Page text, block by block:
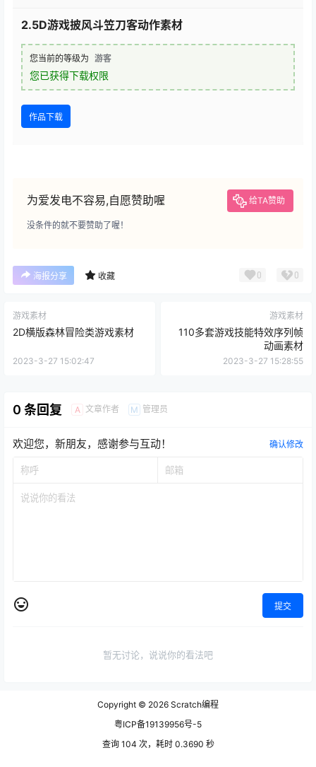
2.5D游戏披风斗笠刀客动作素材
您当前的等级为 游客
您已获得下载权限
作品下载
为爱发电不容易,自愿赞助喔 给TA赞助
没条件的就不要赞助了喔！
海报分享 收藏 0 0
游戏素材
2D横版森林冒险类游戏素材
2023-3-27 15:02:47
游戏素材
110多套游戏技能特效序列帧
动画素材
2023-3-27 15:28:55
0 条回复 A 文章作者 M 管理员
欢迎您，新朋友，感谢参与互动！ 确认修改
提交
暂无讨论，说说你的看法吧
Copyright © 2026 Scratch编程
粤ICP备19139956号-5
查询 104 次，耗时 0.3690 秒